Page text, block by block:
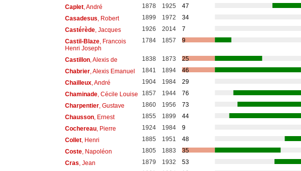
Caplet, André 1878 1925
47
Casadesus, Robert 1899 1972
34
Castérède, Jacques 1926 2014
7
Castil-Blaze, Francois
Henri Joseph
1784 1857 9
Castillon, Alexis de 1838 1873
25
Chabrier, Alexis Emanuel 1841 1894
46
Chailleux, André 1904 1984
29
Chaminade, Cécile Louise 1857 1944
76
Charpentier, Gustave 1860 1956
73
Chausson, Ernest 1855 1899
44
Cochereau, Pierre 1924 1984
9
Collet, Henri 1885 1951
48
Coste, Napoléon 1805 1883
35
Cras, Jean 1879 1932
53